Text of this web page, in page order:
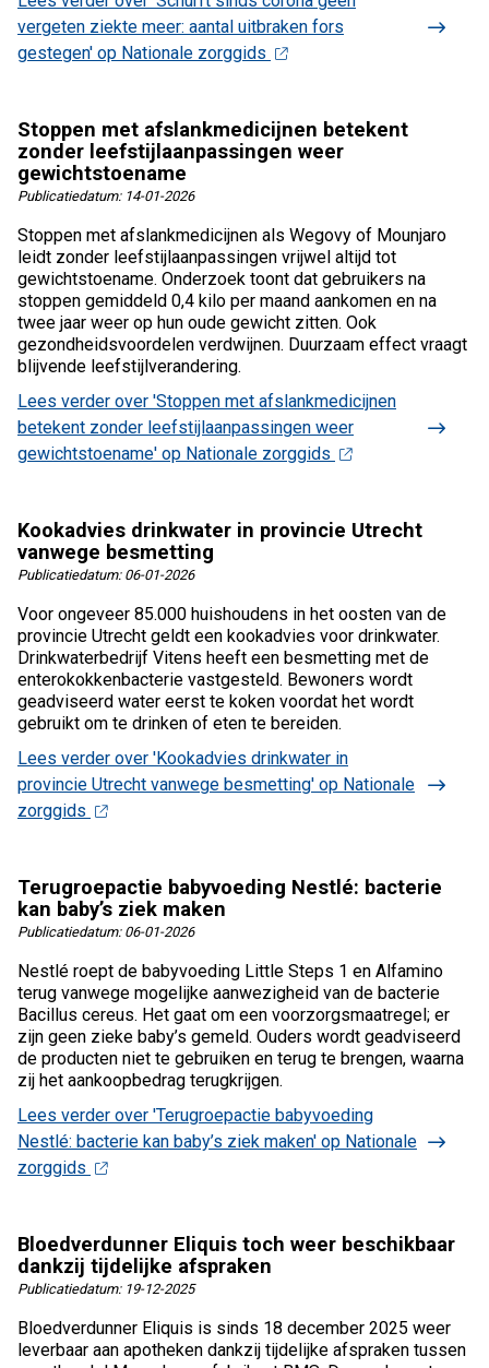
vergeten ziekte meer: aantal uitbraken fors
gestegen' op Nationale zorggids
Stoppen met afslankmedicijnen betekent
zonder leefstijlaanpassingen weer
gewichtstoename
Publicatiedatum: 14-01-2026
Stoppen met afslankmedicijnen als Wegovy of Mounjaro
leidt zonder leefstijlaanpassingen vrijwel altijd tot
gewichtstoename. Onderzoek toont dat gebruikers na
stoppen gemiddeld 0,4 kilo per maand aankomen en na
twee jaar weer op hun oude gewicht zitten. Ook
gezondheidsvoordelen verdwijnen. Duurzaam effect vraagt
blijvende leefstijlverandering.
Lees verder over 'Stoppen met afslankmedicijnen
betekent zonder leefstijlaanpassingen weer
gewichtstoename' op Nationale zorggids
Kookadvies drinkwater in provincie Utrecht
vanwege besmetting
Publicatiedatum: 06-01-2026
Voor ongeveer 85.000 huishoudens in het oosten van de
provincie Utrecht geldt een kookadvies voor drinkwater.
Drinkwaterbedrijf Vitens heeft een besmetting met de
enterokokkenbacterie vastgesteld. Bewoners wordt
geadviseerd water eerst te koken voordat het wordt
gebruikt om te drinken of eten te bereiden.
Lees verder over 'Kookadvies drinkwater in
provincie Utrecht vanwege besmetting' op Nationale
zorggids
Terugroepactie babyvoeding Nestlé: bacterie
kan baby’s ziek maken
Publicatiedatum: 06-01-2026
Nestlé roept de babyvoeding Little Steps 1 en Alfamino
terug vanwege mogelijke aanwezigheid van de bacterie
Bacillus cereus. Het gaat om een voorzorgsmaatregel; er
zijn geen zieke baby’s gemeld. Ouders wordt geadviseerd
de producten niet te gebruiken en terug te brengen, waarna
zij het aankoopbedrag terugkrijgen.
Lees verder over 'Terugroepactie babyvoeding
Nestlé: bacterie kan baby’s ziek maken' op Nationale
zorggids
Bloedverdunner Eliquis toch weer beschikbaar
dankzij tijdelijke afspraken
Publicatiedatum: 19-12-2025
Bloedverdunner Eliquis is sinds 18 december 2025 weer
leverbaar aan apotheken dankzij tijdelijke afspraken tussen